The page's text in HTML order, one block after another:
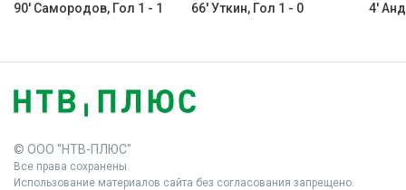
90' Самородов, Гол 1 - 1 66' Уткин, Гол 1 - 0 4'
© ООО "НТВ-ПЛЮС"
Все права сохранены.
Использование материалов сайта без согласования запрещено.